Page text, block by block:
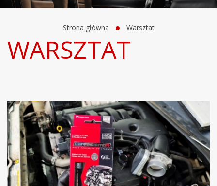
Strona główna Warsztat
WARSZTAT